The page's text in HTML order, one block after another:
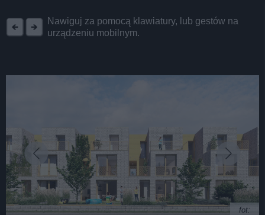
Nawiguj za pomocą klawiatury, lub gestów na
urządzeniu mobilnym.
fot: